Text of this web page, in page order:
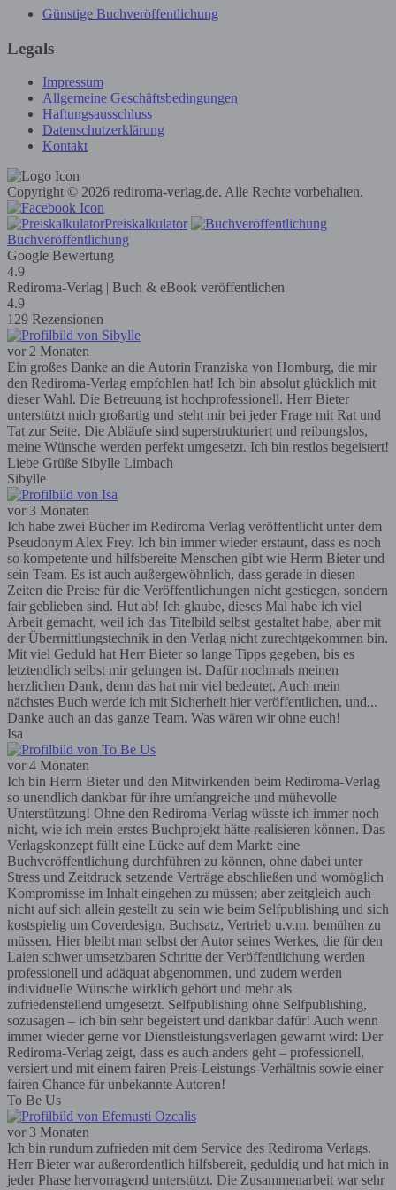
Günstige Buchveröffentlichung
Legals
Impressum
Allgemeine Geschäftsbedingungen
Haftungsausschluss
Datenschutzerklärung
Kontakt
Copyright © 2026 rediroma-verlag.de. Alle Rechte vorbehalten.
Preiskalkulator
Buchveröffentlichung
Google Bewertung
4.9
Rediroma-Verlag | Buch & eBook veröffentlichen
4.9
129 Rezensionen
vor 2 Monaten
Ein großes Danke an die Autorin Franziska von Homburg, die mir
den Rediroma-Verlag empfohlen hat! Ich bin absolut glücklich mit
dieser Wahl. Die Betreuung ist hochprofessionell. Herr Bieter
unterstützt mich großartig und steht mir bei jeder Frage mit Rat und
Tat zur Seite. Die Abläufe sind superstrukturiert und reibungslos,
meine Wünsche werden perfekt umgesetzt. Ich bin restlos begeistert!
Liebe Grüße Sibylle Limbach
Sibylle
vor 3 Monaten
Ich habe zwei Bücher im Rediroma Verlag veröffentlicht unter dem
Pseudonym Alex Frey. Ich bin immer wieder erstaunt, dass es noch
so kompetente und hilfsbereite Menschen gibt wie Herrn Bieter und
sein Team. Es ist auch außergewöhnlich, dass gerade in diesen
Zeiten die Preise für die Veröffentlichungen nicht gestiegen, sondern
fair geblieben sind. Hut ab! Ich glaube, dieses Mal habe ich viel
Arbeit gemacht, weil ich das Titelbild selbst gestaltet habe, aber mit
der Übermittlungstechnik in den Verlag nicht zurechtgekommen bin.
Mit viel Geduld hat Herr Bieter so lange Tipps gegeben, bis es
letztendlich selbst mir gelungen ist. Dafür nochmals meinen
herzlichen Dank, denn das hat mir viel bedeutet. Auch mein
nächstes Buch werde ich mit Sicherheit hier veröffentlichen, und...
Danke auch an das ganze Team. Was wären wir ohne euch!
Isa
vor 4 Monaten
Ich bin Herrn Bieter und den Mitwirkenden beim Rediroma-Verlag
so unendlich dankbar für ihre umfangreiche und mühevolle
Unterstützung! Ohne den Rediroma-Verlag wüsste ich immer noch
nicht, wie ich mein erstes Buchprojekt hätte realisieren können. Das
Verlagskonzept füllt eine Lücke auf dem Markt: eine
Buchveröffentlichung durchführen zu können, ohne dabei unter
Stress und Zeitdruck setzende Verträge abschließen und womöglich
Kompromisse im Inhalt eingehen zu müssen; aber zeitgleich auch
nicht auf sich allein gestellt zu sein wie beim Selfpublishing und sich
kostspielig um Coverdesign, Buchsatz, Vertrieb u.v.m. bemühen zu
müssen. Hier bleibt man selbst der Autor seines Werkes, die für den
Laien schwer umsetzbaren Schritte der Veröffentlichung werden
professionell und adäquat abgenommen, und zudem werden
individuelle Wünsche wirklich gehört und mehr als
zufriedenstellend umgesetzt. Selfpublishing ohne Selfpublishing,
sozusagen – ich bin sehr begeistert und dankbar dafür! Auch wenn
immer wieder gerne vor Dienstleistungsverlagen gewarnt wird: Der
Rediroma-Verlag zeigt, dass es auch anders geht – professionell,
versiert und mit einem fairen Preis-Leistungs-Verhältnis sowie einer
fairen Chance für unbekannte Autoren!
To Be Us
vor 3 Monaten
Ich bin rundum zufrieden mit dem Service des Rediroma Verlags.
Herr Bieter war außerordentlich hilfsbereit, geduldig und hat mich in
jeder Phase hervorragend unterstützt. Die Zusammenarbeit war sehr